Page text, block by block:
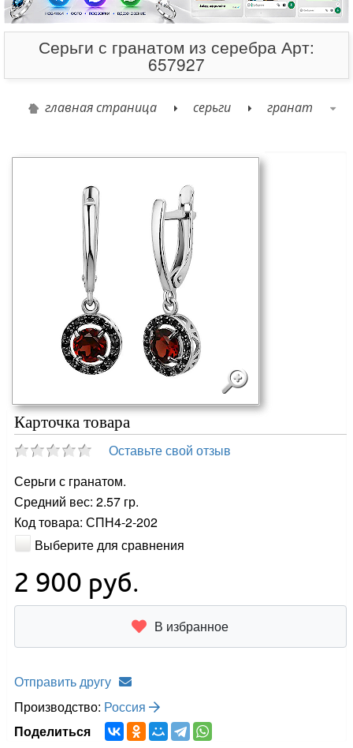
Серьги с гранатом из серебра Арт:
657927
главная страница серьги гранат
Карточка товара
Оставьте свой отзыв
Серьги с гранатом.
Средний вес: 2.57 гр.
Код товара: СПН4-2-202
Выберите для сравнения
2 900 руб.
В избранное
Отправить другу
Производство: Россия
Поделиться